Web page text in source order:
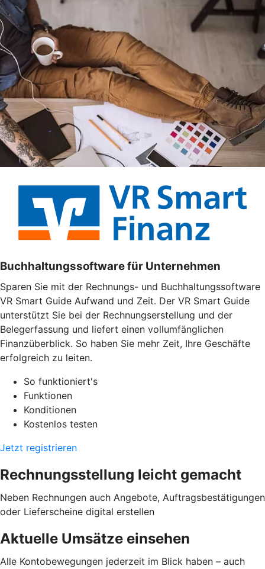
Buchhaltungssoftware für Unternehmen
Sparen Sie mit der Rechnungs- und Buchhaltungssoftware
VR Smart Guide Aufwand und Zeit. Der VR Smart Guide
unterstützt Sie bei der Rechnungserstellung und der
Belegerfassung und liefert einen vollumfänglichen
Finanzüberblick. So haben Sie mehr Zeit, Ihre Geschäfte
erfolgreich zu leiten.
So funktioniert's
Funktionen
Konditionen
Kostenlos testen
Jetzt registrieren
Rechnungsstellung leicht gemacht
Neben Rechnungen auch Angebote, Auftragsbestätigungen
oder Lieferscheine digital erstellen
Aktuelle Umsätze einsehen
Alle Kontobewegungen jederzeit im Blick haben – auch